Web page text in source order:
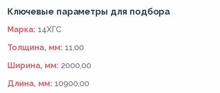
Ключевые параметры для подбора
Марка: 14ХГС
Толщина, мм: 11,00
Ширина, мм: 2000,00
Длина, мм: 10900,00